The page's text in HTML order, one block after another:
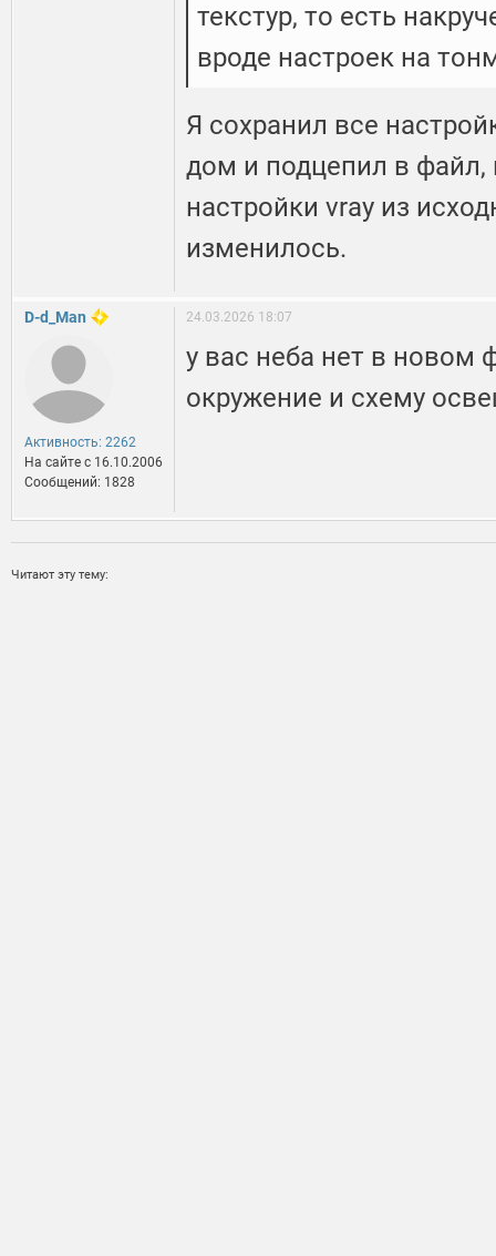
текстур, то есть
вроде настроек на
Я сохранил все
дом и подцепил в
настройки vray из
изменилось.
D-d_Man
Активность: 2262
На сайте c 16.10.2006
Сообщений: 1828
24.03.2026 18:07
у вас неба нет в новом
окружение и схему
Читают эту тему: